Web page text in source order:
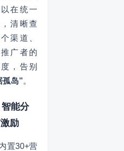
在统一
清晰查
渠道、
广者的
，告别
孤岛”。
智能分
励
置30+营